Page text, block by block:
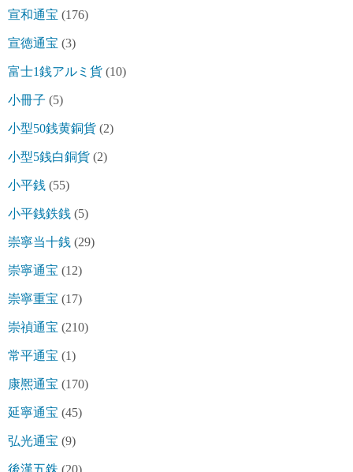
宣和通宝 (176)
宣徳通宝 (3)
富士1銭アルミ貨 (10)
小冊子 (5)
小型50銭黄銅貨 (2)
小型5銭白銅貨 (2)
小平銭 (55)
小平銭鉄銭 (5)
崇寧当十銭 (29)
崇寧通宝 (12)
崇寧重宝 (17)
崇禎通宝 (210)
常平通宝 (1)
康熈通宝 (170)
延寧通宝 (45)
弘光通宝 (9)
後漢五銖 (20)